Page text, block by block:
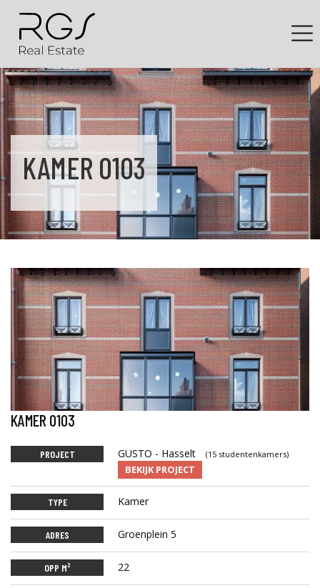
KAMER 0103
KAMER 0103
PROJECT GUSTO - Hasselt (15 studentenkamers)
BEKIJK PROJECT
TYPE Kamer
ADRES Groenplein 5
OPP M² 22